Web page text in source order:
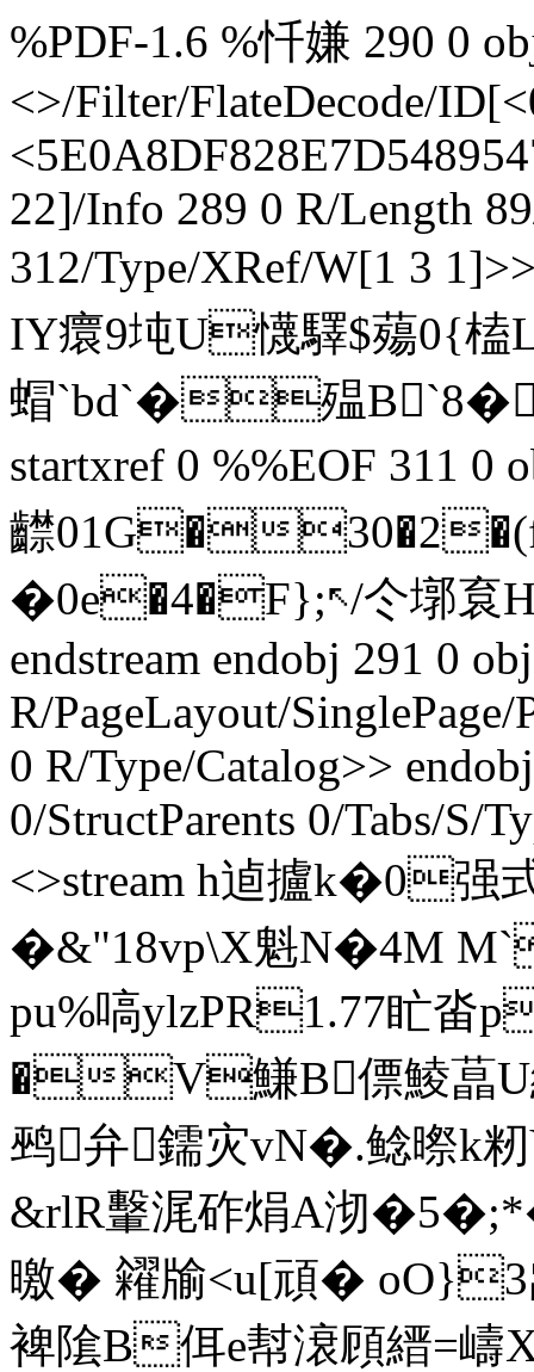
%PDF-1.6 %忏嫌 290 0
<>/Filter/FlateDecode/
22]/Info 289 0 R/Length
312/Type/XRef/W[1 3
IY癏9坉U懱驛$薚0{
蝐`bd`�殟B`8�
startxref 0 %%EOF 311 0
齽01 G�
�0e�4�F};↖/仒墎袬
endstream endobj 291 0
R/PageLayout/
0 R/Type/Catalog>>
0/StructParents 0/Tabs/S/
<>stream h逌攎k�0
�&"18vp\X魁N�4M
pu%嗃ylzPR1.77盳畓
�V鰜B僄鯪蕌U
鹀弁鑐灾 vN�.鲶暩k
&rlR轚浘砟焆A沏
曒� 糴牏<u[頑�
裨隂B佴e幇滖頋縉=